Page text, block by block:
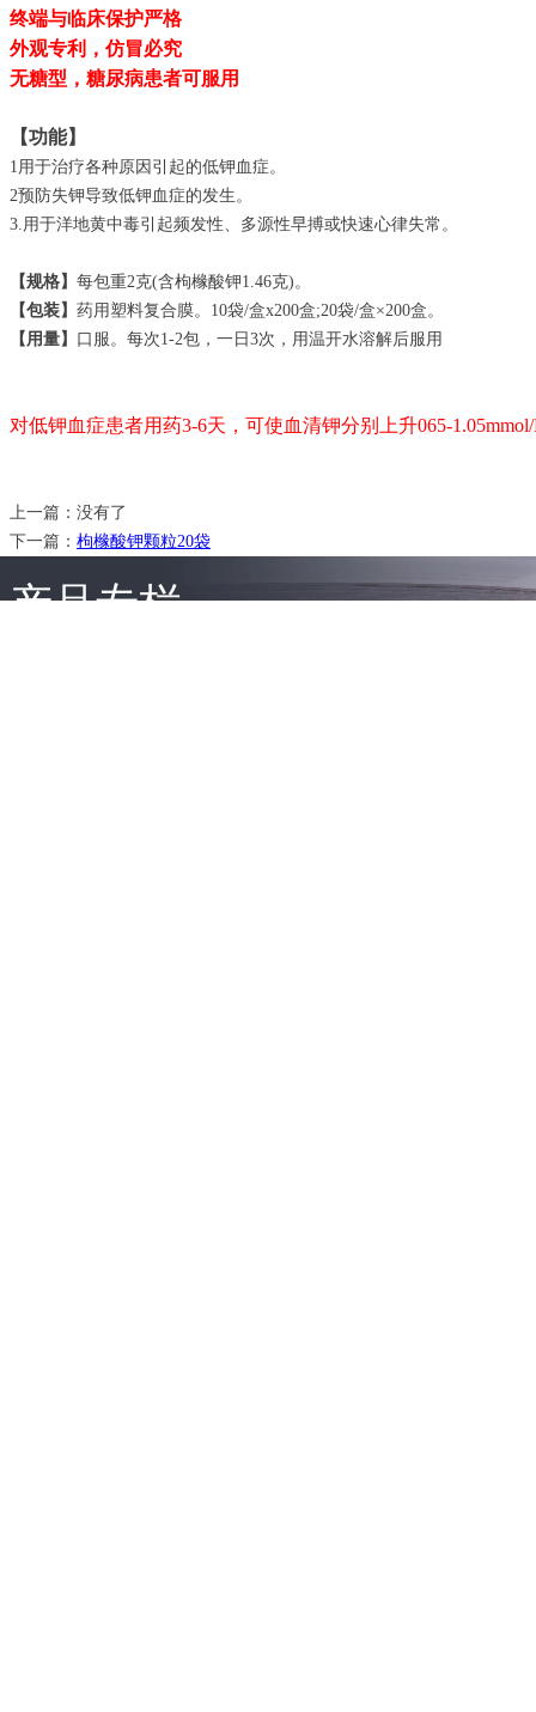
终端与临床保护严格
外观专利，仿冒必究
无糖型，糖尿病患者可服用
【功能】
1用于治疗各种原因引起的低钾血症。
2预防失钾导致低钾血症的发生。
3.用于洋地黄中毒引起频发性、多源性早搏或快速心律失常。
【规格】 每包重2克(含枸橼酸钾1.46克)。
【包装】 药用塑料复合膜。10袋/盒x200盒;20袋/盒×200盒。
【用量】
口服。每次1-2包，一日3次，用温开水溶解后服用
对低钾血症患者用药3-6天，可使血清钾分别上升065-
上一篇：没有了
下一篇： 枸橼酸钾颗粒20袋
产品专栏